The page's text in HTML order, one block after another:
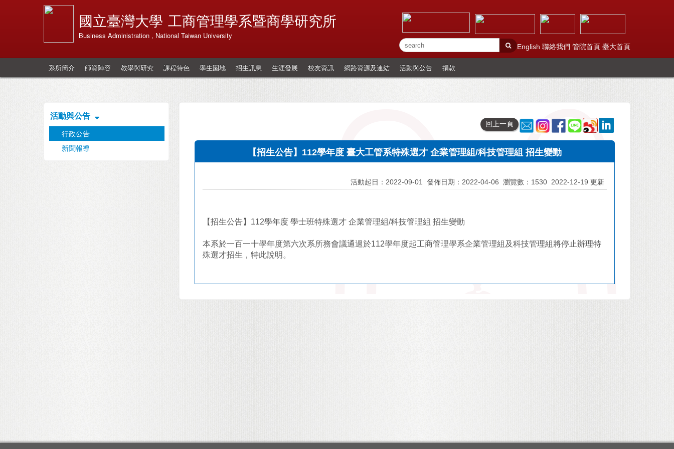
國立臺灣大學 工商管理學系暨商學研究所
Business Administration , National Taiwan University
English 聯絡我們 管院首頁 臺大首頁
系所簡介 師資陣容 教學與研究 課程特色 學生園地 招生訊息 生涯發展 校友資訊 網路資源及連結 活動與公告 捐款
活動與公告
行政公告
新聞報導
回上一頁
【招生公告】112學年度 臺大工管系特殊選才 企業管理組/科技管理組 招生變動
活動起日：2022-09-01 發佈日期：2022-04-06 瀏覽數：1530 2022-12-19 更新
【招生公告】112學年度 學士班特殊選才 企業管理組/科技管理組 招生變動
本系於一百一十學年度第六次系所務會議通過於112學年度起工商管理學系企業管理組及科技管理組將停止辦理特
殊選才招生，特此說明。